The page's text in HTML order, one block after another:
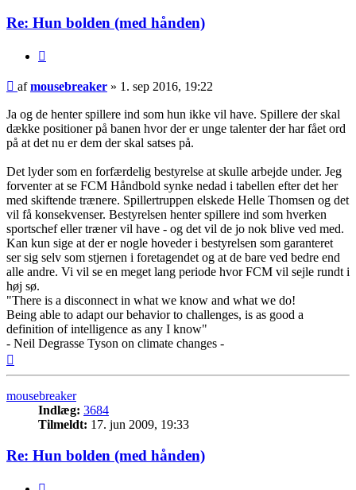
Re: Hun bolden (med hånden)
Indlæg
afmousebreaker » 1. sep 2016, 19:22
Ja og de henter spillere ind som hun ikke vil have. Spillere der skal
dække positioner på banen hvor der er unge talenter der har fået ord
på at det nu er dem der skal satses på.
Det lyder som en forfærdelig bestyrelse at skulle arbejde under. Jeg
forventer at se FCM Håndbold synke nedad i tabellen efter det her
med skiftende trænere. Spillertruppen elskede Helle Thomsen og det
vil få konsekvenser. Bestyrelsen henter spillere ind som hverken
sportschef eller træner vil have - og det vil de jo nok blive ved med.
Kan kun sige at der er nogle hoveder i bestyrelsen som garanteret
ser sig selv som stjernen i foretagendet og at de bare ved bedre end
alle andre. Vi vil se en meget lang periode hvor FCM vil sejle rundt i
høj sø.
"There is a disconnect in what we know and what we do!
Being able to adapt our behavior to challenges, is as good a
definition of intelligence as any I know"
- Neil Degrasse Tyson on climate changes -
mousebreaker
Indlæg: 3684
Tilmeldt: 17. jun 2009, 19:33
Re: Hun bolden (med hånden)